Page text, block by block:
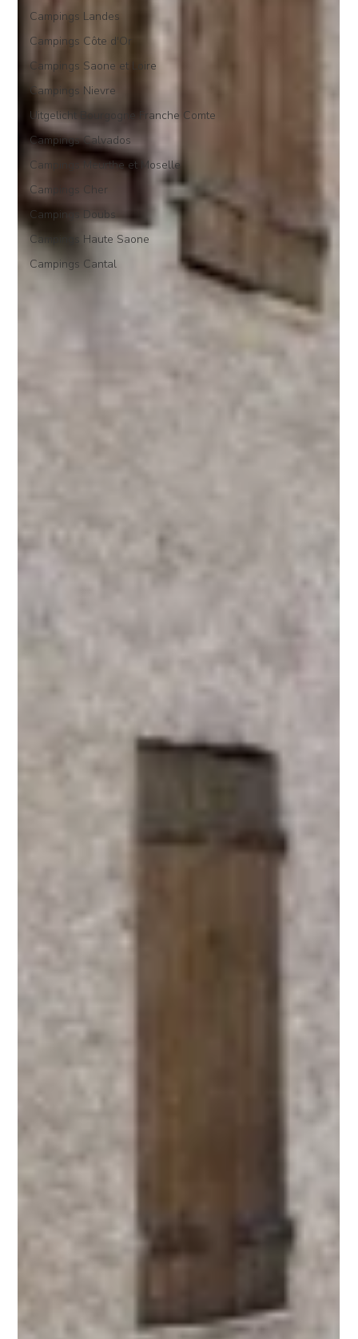
Campings Landes
Campings Côte d'Or
Campings Saone et Loire
Campings Nievre
Uitgelicht Bourgogne Franche Comte
Campings Calvados
Campings Meurthe et Moselle
Campings Cher
Campings Doubs
Campings Haute Saone
Campings Cantal